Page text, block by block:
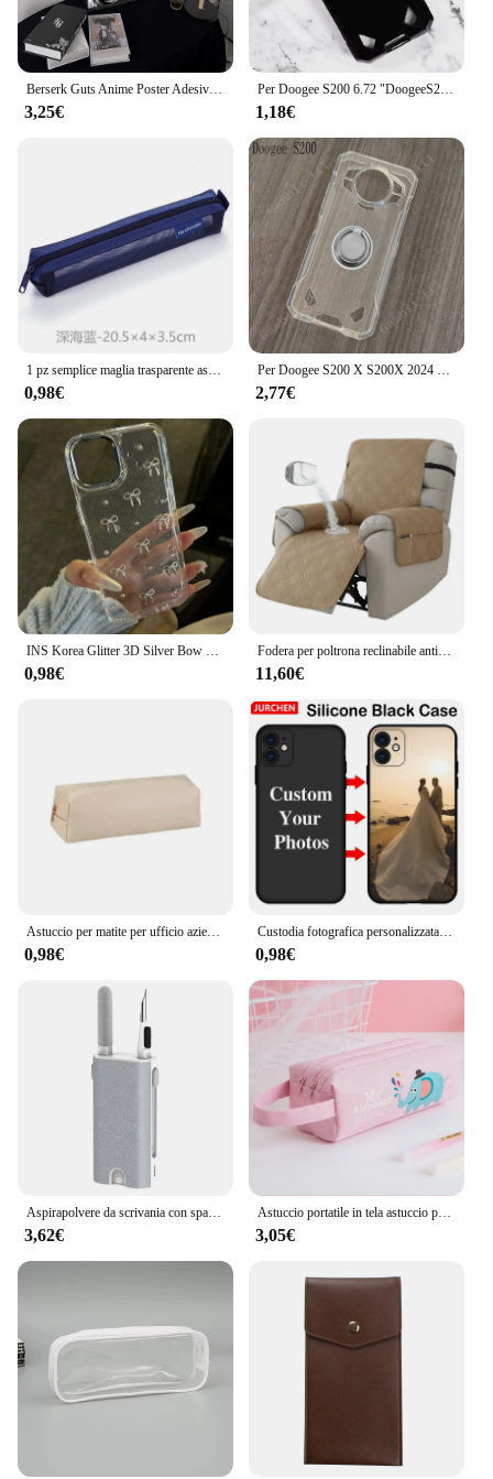
Berserk Guts Anime Poster Adesivi Soggiorno Camera da letto Ingresso Cafe Decorazione di arte della parete Pittura Room Home Decor
3,25€
Per Doogee S200 6.72 "DoogeeS200 S 200 Anello posteriore Staffa di supporto Custodia per telefono Smartphone TPU Custodia morbida in silicone
1,18€
1 pz semplice maglia trasparente astuccio per matite borsa per penne custodia con cerniera portatile mini carino materiale scolastico per ufficio di cancelleria
0,98€
Per Doogee S200 X S200X 2024 6.72 "DoogeeS200 Anello posteriore Staffa di supporto Custodia per telefono Smartphone TPU Custodia morbida in silicone
2,77€
INS Korea Glitter 3D Silver Bow Beads custodia per telefono per iPhone 16 15 14 13 12 11 Pro Max 7 8 Plus X XS Cover trasparente per ragazza con guscio epossidico
0,98€
Fodera per poltrona reclinabile antiscivolo a 1 posto, tinta unita, impermeabile, fodera per poltrona, cuscino per divano relax per soggiorno, casa
11,60€
Astuccio per matite per ufficio aziendale semplice portapenne con cerniera per studenti con incisione iniziale su pennello sacchetto di immagazzinaggio cosmetico
0,98€
Custodia fotografica personalizzata per iPhone 16 15 14 13 12 11 Pro 16Pro Max Mini 8 7 6 6S Plus Custodia in plastica di vetro in pelle trasparente in silicone
0,98€
Aspirapolvere da scrivania con spazzola pulita spazzola per la pulizia della rimozione della polvere da tavolo portatile ricarica USB aspirapolvere da tavolo Mini aspirapolvere
3,62€
Astuccio portatile in tela astuccio per materiale scolastico borsa per matite a doppio strato borsa per penne per studenti astuccio per penne carino borsa per cancelleria per bambini
3,05€